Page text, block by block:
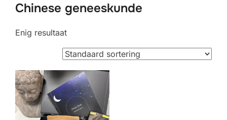
Chinese geneeskunde
Enig resultaat